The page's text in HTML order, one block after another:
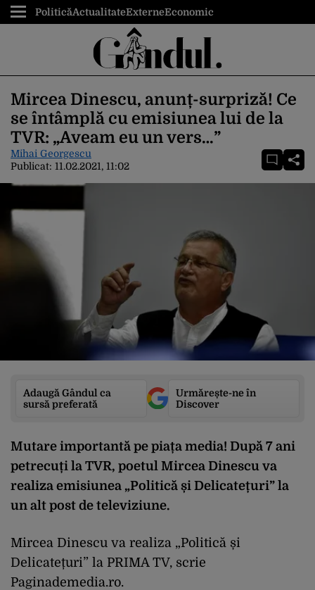
PoliticăActualitateExterneEconomic
Mircea Dinescu, anunț-surpriză! Ce
se întâmplă cu emisiunea lui de la
TVR: „Aveam eu un vers…”
Mihai Georgescu
Publicat: 11.02.2021, 11:02
Adaugă Gândul ca
sursă preferată
Urmărește-ne în
Discover
Mutare importantă pe piața media! După 7 ani
petrecuți la TVR, poetul Mircea Dinescu va
realiza emisiunea „Politică și Delicatețuri” la
un alt post de televiziune.
Mircea Dinescu va realiza „Politică și
Delicatețuri” la PRIMA TV, scrie
Paginademedia.ro.